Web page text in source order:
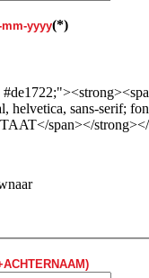
mm-yyyy(*)
helvetica, sans-serif;
span></